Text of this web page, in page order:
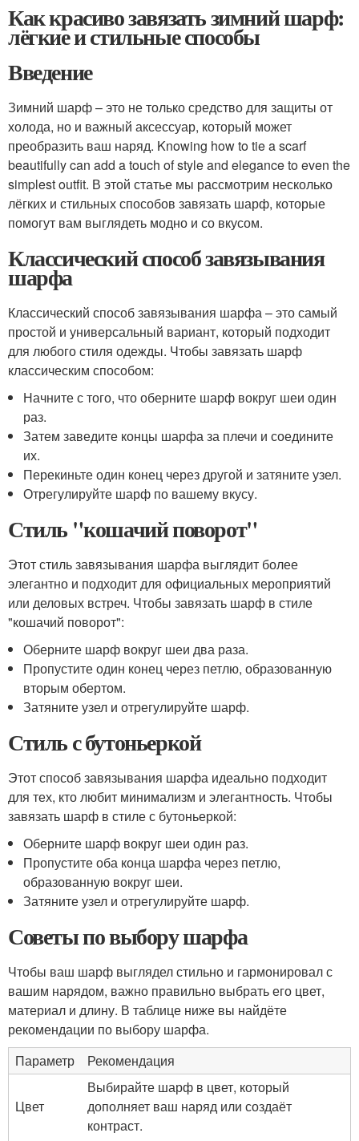
Как красиво завязать зимний шарф:
лёгкие и стильные способы
Введение
Зимний шарф – это не только средство для защиты от
холода, но и важный аксессуар, который может
преобразить ваш наряд. Knowing how to tie a scarf
beautifully can add a touch of style and elegance to even the
simplest outfit. В этой статье мы рассмотрим несколько
лёгких и стильных способов завязать шарф, которые
помогут вам выглядеть модно и со вкусом.
Классический способ завязывания
шарфа
Классический способ завязывания шарфа – это самый
простой и универсальный вариант, который подходит
для любого стиля одежды. Чтобы завязать шарф
классическим способом:
Начните с того, что оберните шарф вокруг шеи один
раз.
Затем заведите концы шарфа за плечи и соедините
их.
Перекиньте один конец через другой и затяните узел.
Отрегулируйте шарф по вашему вкусу.
Стиль "кошачий поворот"
Этот стиль завязывания шарфа выглядит более
элегантно и подходит для официальных мероприятий
или деловых встреч. Чтобы завязать шарф в стиле
"кошачий поворот":
Оберните шарф вокруг шеи два раза.
Пропустите один конец через петлю, образованную
вторым обертом.
Затяните узел и отрегулируйте шарф.
Стиль с бутоньеркой
Этот способ завязывания шарфа идеально подходит
для тех, кто любит минимализм и элегантность. Чтобы
завязать шарф в стиле с бутоньеркой:
Оберните шарф вокруг шеи один раз.
Пропустите оба конца шарфа через петлю,
образованную вокруг шеи.
Затяните узел и отрегулируйте шарф.
Советы по выбору шарфа
Чтобы ваш шарф выглядел стильно и гармонировал с
вашим нарядом, важно правильно выбрать его цвет,
материал и длину. В таблице ниже вы найдёте
рекомендации по выбору шарфа.
Параметр
Рекомендация
Цвет
Выбирайте шарф в цвет, который
дополняет ваш наряд или создаёт
контраст.